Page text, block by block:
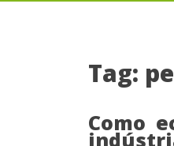
Tag:
Como